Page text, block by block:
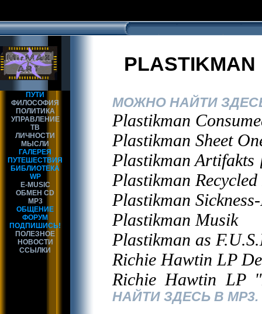
ПУТИ
ФИЛОСОФИЯ
ПОЛИТИКА
УПРАВЛЕНИЕ
ТВ
ЛИЧНОСТИ
МЫСЛИ
ГАЛЕРЕЯ
ПУТЕШЕСТВИЯ
БИБЛИОТЕКА
WP
E-MUSIC
ОБМЕН CD
MP3
ОБЩЕНИЕ
ФОРУМ
ПОДПИШИСЬ!
ПОЛЕЗНОЕ
НОВОСТИ
ССЫЛКИ
PLASTIKMAN
МОЖНО НАЙТИ
Plastikman
Plastikman Sheet
Plastikman
Plastikman
Plastikman
Plastikman Musik
Plastikman as
Richie Hawtin LP
Richie Hawtin LP
НАЙТИ ЗДЕСЬ В MP3.